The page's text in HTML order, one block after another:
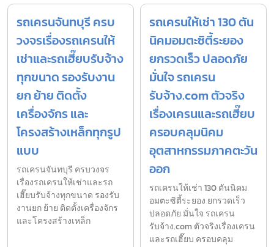
รถเครนจันทบุรี ครบ
วงจรเรื่องรถเครนให้
เช่าและรถเฮี๊ยบรับจ้าง
ทุกขนาด รองรับงาน
ยก ย้าย ติดตั้ง
เครื่องจักร และ
โครงสร้างเหล็กทุกรูป
แบบ
รถเครนจันทบุรี ครบวงจร
เรื่องรถเครนให้เช่าและรถ
เฮี๊ยบรับจ้างทุกขนาด รองรับ
งานยก ย้าย ติดตั้งเครื่องจักร
และโครงสร้างเหล็ก
รถเครนให้เช่า 130 ตัน
นิคมอมตะซิตี้ระยอง
ยกรวดเร็ว ปลอดภัย
มั่นใจ รถเครน
รับจ้าง.com ตัวจริง
เรื่องเครนและรถเฮี๊ยบ
ครอบคลุมนิคม
อุตสาหกรรมภาคตะวัน
ออก
รถเครนให้เช่า 130 ตันนิคม
อมตะซิตี้ระยอง ยกรวดเร็ว
ปลอดภัย มั่นใจ รถเครน
รับจ้าง.com ตัวจริงเรื่องเครน
และรถเฮี๊ยบ ครอบคลุม